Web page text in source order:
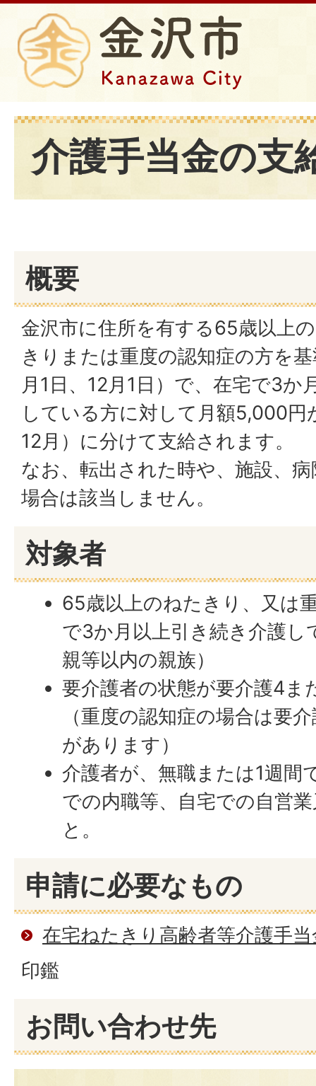
介護手当金の支
概要
金沢市に住所を有する65歳以上
きりまたは重度の認知症の方を
月1日、12月1日）で、在宅で3か
している方に対して月額5,000
12月）に分けて支給されます。
なお、転出された時や、施設、
場合は該当しません。
対象者
65歳以上のねたきり、又は
で3か月以上引き続き介護し
親等以内の親族）
要介護者の状態が要介護4ま
（重度の認知症の場合は要
があります）
介護者が、無職または1週間
での内職等、自宅での自営
と。
申請に必要なもの
在宅ねたきり高齢者等介護手
印鑑
お問い合わせ先